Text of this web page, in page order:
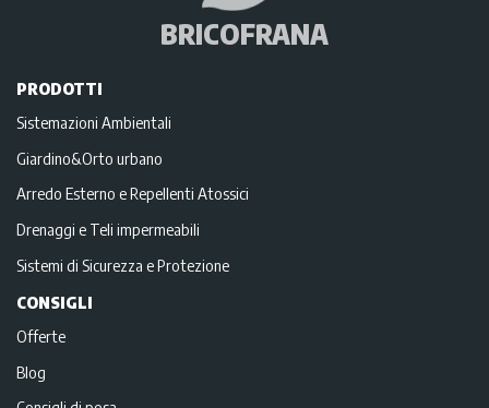
BRICOFRANA
PRODOTTI
Sistemazioni Ambientali
Giardino&Orto urbano
Arredo Esterno e Repellenti Atossici
Drenaggi e Teli impermeabili
Sistemi di Sicurezza e Protezione
CONSIGLI
Offerte
Blog